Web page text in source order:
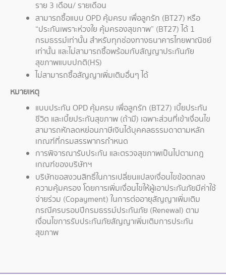
ราย 3 เดือน/ รายเดือน
สามารถซื้อแบบ OPD คุ้มครบ เพื่อลูกรัก (BT27) หรือ
“ประกันเพราะห่วงใย คุ้มครองสุขภาพ” (BT27) ได้ 1
กรมธรรม์เท่านั้น สำหรับทุกช่องทางธนาคารไทยพาณิชย์
เท่านั้น และไม่สามารถซื้อพร้อมกับสัญญาประกันภัย
สุขภาพแบบปกติ(HS)
ไม่สามารถซื้อสัญญาเพิ่มเติมอื่นๆ ได้
หมายเหตุ
แบบประกัน OPD คุ้มครบ เพื่อลูกรัก (BT27) เบี้ยประกัน
ชีวิต และเบี้ยประกันสุขภาพ (ถ้ามี) เฉพาะส่วนที่เข้าเงื่อนไข
สามารถหักลดหย่อนภาษีเงินได้บุคคลธรรมดาตามหลัก
เกณฑ์ที่กรมสรรพากรกำหนด
การพิจารณารับประกัน และตรวจสุขภาพเป็นไปตามกฎ
เกณฑ์ของบริษัทฯ
บริษัทขอสงวนสิทธิ์ในการเปลี่ยนแปลงเงื่อนไขข้อตกลง
ความคุ้มครอง โดยการเพิ่มเงื่อนไขให้ผู้เอาประกันภัยมีค่าใช้
จ่ายร่วม (Copayment) ในการต่ออายุสัญญาเพิ่มเติม
กรณีครบรอบปีกรมธรรม์ประกันภัย (Renewal) ตาม
เงื่อนไขการรับประกันภัยสัญญาเพิ่มเติมการประกัน
สุขภาพ